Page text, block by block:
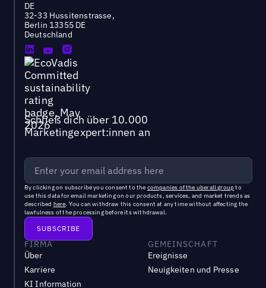
DE
32-33 Hussitenstrasse,
Berlin 13355 DE
Deutschland
Schließ dich über 10.000
Marketingexpert:innen an
By clicking on subscribe you consent to the companies of the uberall groupto
use this data for email marketing on our products, services, and market trends as
described here. You can withdraw this consent at any time without affecting the
lawfulness of the processing before its withdrawal.
FIRMA
Über
Karriere
KI Information
GEMEINSCHAFT
Ereignisse
Neuigkeiten und Presse